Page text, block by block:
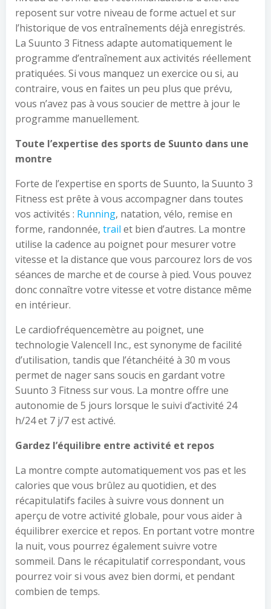
reposent sur votre niveau de forme actuel et sur
l’historique de vos entraînements déjà enregistrés.
La Suunto 3 Fitness adapte automatiquement le
programme d’entraînement aux activités réellement
pratiquées. Si vous manquez un exercice ou si, au
contraire, vous en faites un peu plus que prévu,
vous n’avez pas à vous soucier de mettre à jour le
programme manuellement.
Toute l’expertise des sports de Suunto dans une
montre
Forte de l’expertise en sports de Suunto, la Suunto 3
Fitness est prête à vous accompagner dans toutes
vos activités : Running, natation, vélo, remise en
forme, randonnée, trail et bien d’autres. La montre
utilise la cadence au poignet pour mesurer votre
vitesse et la distance que vous parcourez lors de vos
séances de marche et de course à pied. Vous pouvez
donc connaître votre vitesse et votre distance même
en intérieur.
Le cardiofréquencemètre au poignet, une
technologie Valencell Inc., est synonyme de facilité
d’utilisation, tandis que l’étanchéité à 30 m vous
permet de nager sans soucis en gardant votre
Suunto 3 Fitness sur vous. La montre offre une
autonomie de 5 jours lorsque le suivi d’activité 24
h/24 et 7 j/7 est activé.
Gardez l’équilibre entre activité et repos
La montre compte automatiquement vos pas et les
calories que vous brûlez au quotidien, et des
récapitulatifs faciles à suivre vous donnent un
aperçu de votre activité globale, pour vous aider à
équilibrer exercice et repos. En portant votre montre
la nuit, vous pourrez également suivre votre
sommeil. Dans le récapitulatif correspondant, vous
pourrez voir si vous avez bien dormi, et pendant
combien de temps.